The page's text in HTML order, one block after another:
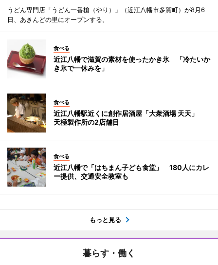
うどん専門店「うどん一番槍（やり）」（近江八幡市多賀町）が8月6
日、あきんどの里にオープンする。
食べる
近江八幡で滋賀の素材を使ったかき氷 「冷たいか
き氷で一休みを」
食べる
近江八幡駅近くに創作居酒屋「大衆酒場 天天」
天極製作所の2店舗目
食べる
近江八幡で「はちまん子ども食堂」 180人にカレ
ー提供、交通安全教室も
もっと見る
暮らす・働く